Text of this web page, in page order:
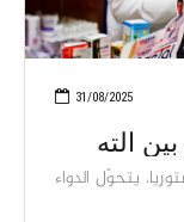
31/08/2025
الته
يتحوّل الدواء